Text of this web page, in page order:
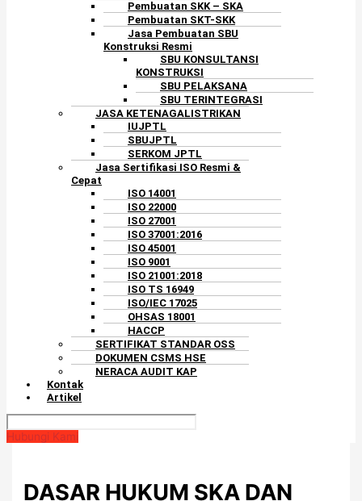
Pembuatan SKK – SKA
Pembuatan SKT-SKK
Jasa Pembuatan SBU
Konstruksi Resmi
SBU KONSULTANSI
KONSTRUKSI
SBU PELAKSANA
SBU TERINTEGRASI
JASA KETENAGALISTRIKAN
IUJPTL
SBUJPTL
SERKOM JPTL
Jasa Sertifikasi ISO Resmi &
Cepat
ISO 14001
ISO 22000
ISO 27001
ISO 37001:2016
ISO 45001
ISO 9001
ISO 21001:2018
ISO TS 16949
ISO/IEC 17025
OHSAS 18001
HACCP
SERTIFIKAT STANDAR OSS
DOKUMEN CSMS HSE
NERACA AUDIT KAP
Kontak
Artikel
Hubungi Kami
DASAR HUKUM SKA DAN